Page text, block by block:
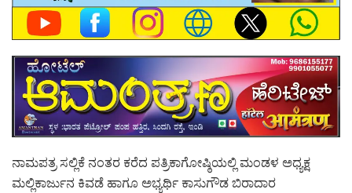
ನಾಮಪತ್ರ ಸಲ್ಲಿಕೆ ನಂತರ ‌ಕರೆದ ಪತ್ರಿಕಾಗೋಷ್ಠಿಯಲ್ಲಿ ಮಂಡಳ ಅಧ್ಯಕ್ಷ
ಮಲ್ಲಿಕಾರ್ಜುನ ಕಿವಡೆ ಹಾಗೂ ಅಭ್ಯರ್ಥಿ ಕಾಸುಗೌಡ ಬಿರಾದಾರ